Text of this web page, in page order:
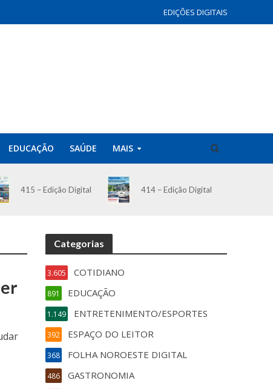
EDIÇÕES DIGITAIS
EDUCAÇÃO SAÚDE MAIS
415 – Edição Digital 414 – Edição Digital
Categorias
COTIDIANO
3.605
EDUCAÇÃO
891
ENTRETENIMENTO/ESPORTES
1.149
ESPAÇO DO LEITOR
392
FOLHA NOROESTE DIGITAL
368
GASTRONOMIA
486